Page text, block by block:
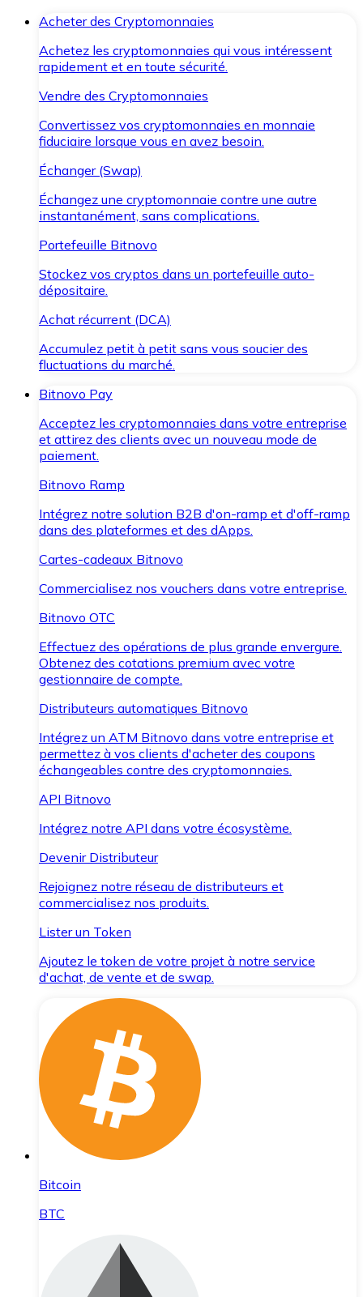
Acheter des Cryptomonnaies
Achetez les cryptomonnaies qui vous intéressent
rapidement et en toute sécurité.
Vendre des Cryptomonnaies
Convertissez vos cryptomonnaies en monnaie
fiduciaire lorsque vous en avez besoin.
Échanger (Swap)
Échangez une cryptomonnaie contre une autre
instantanément, sans complications.
Portefeuille Bitnovo
Stockez vos cryptos dans un portefeuille auto-
dépositaire.
Achat récurrent (DCA)
Accumulez petit à petit sans vous soucier des
fluctuations du marché.
Bitnovo Pay
Acceptez les cryptomonnaies dans votre entreprise
et attirez des clients avec un nouveau mode de
paiement.
Bitnovo Ramp
Intégrez notre solution B2B d'on-ramp et d'off-ramp
dans des plateformes et des dApps.
Cartes-cadeaux Bitnovo
Commercialisez nos vouchers dans votre entreprise.
Bitnovo OTC
Effectuez des opérations de plus grande envergure.
Obtenez des cotations premium avec votre
gestionnaire de compte.
Distributeurs automatiques Bitnovo
Intégrez un ATM Bitnovo dans votre entreprise et
permettez à vos clients d'acheter des coupons
échangeables contre des cryptomonnaies.
API Bitnovo
Intégrez notre API dans votre écosystème.
Devenir Distributeur
Rejoignez notre réseau de distributeurs et
commercialisez nos produits.
Lister un Token
Ajoutez le token de votre projet à notre service
d'achat, de vente et de swap.
Bitcoin
BTC